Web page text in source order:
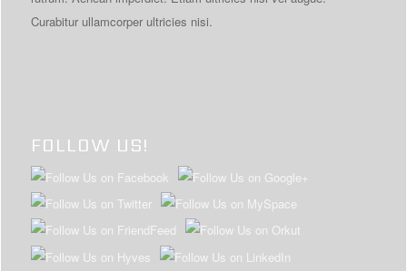
Curabitur ullamcorper ultricies nisi.
FOLLOW US!